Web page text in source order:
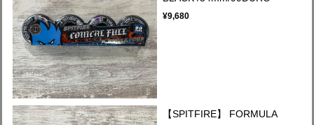
¥9,680
【SPITFIRE】 FORMULA